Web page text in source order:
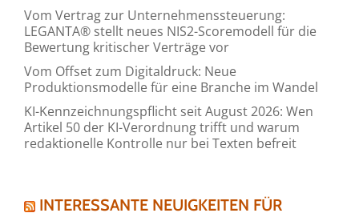
Vom Vertrag zur Unternehmenssteuerung:
LEGANTA® stellt neues NIS2-Scoremodell für die
Bewertung kritischer Verträge vor
Vom Offset zum Digitaldruck: Neue
Produktionsmodelle für eine Branche im Wandel
KI-Kennzeichnungspflicht seit August 2026: Wen
Artikel 50 der KI-Verordnung trifft und warum
redaktionelle Kontrolle nur bei Texten befreit
INTERESSANTE NEUIGKEITEN FÜR